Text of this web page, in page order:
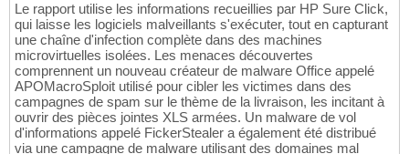
Le rapport utilise les informations recueillies par HP Sure Click,
qui laisse les logiciels malveillants s'exécuter, tout en capturant
une chaîne d'infection complète dans des machines
microvirtuelles isolées. Les menaces découvertes
comprennent un nouveau créateur de malware Office appelé
APOMacroSploit utilisé pour cibler les victimes dans des
campagnes de spam sur le thème de la livraison, les incitant à
ouvrir des pièces jointes XLS armées. Un malware de vol
d'informations appelé FickerStealer a également été distribué
via une campagne de malware utilisant des domaines mal